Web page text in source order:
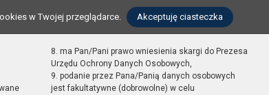
w Twojej przeglądarce. Akceptuję ciasteczka
8. ma Pan/Pani prawo wniesienia skargi do Prezesa
Urzędu Ochrony Danych Osobowych,
9. podanie przez Pana/Panią danych osobowych
jest fakultatywne (dobrowolne) w celu